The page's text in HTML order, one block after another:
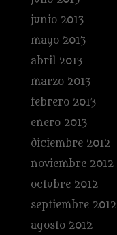
junio 2013
mayo 2013
abril 2013
marzo 2013
febrero 2013
enero 2013
diciembre 2012
noviembre 2012
octubre 2012
septiembre 2012
agosto 2012